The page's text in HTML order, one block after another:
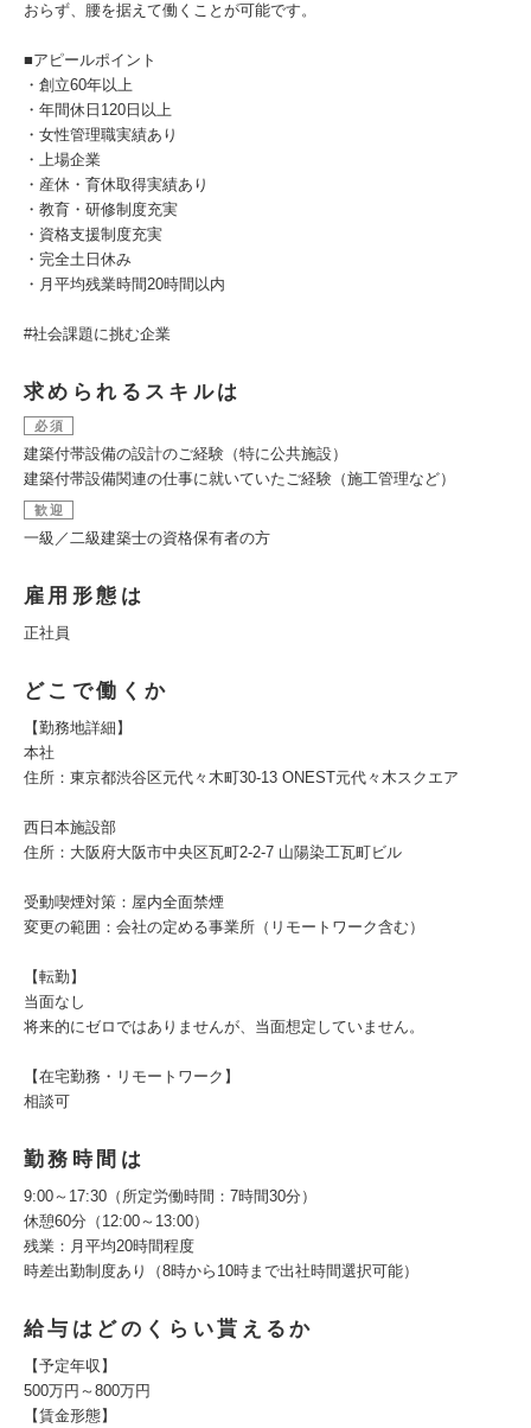
おらず、腰を据えて働くことが可能です。
■アピールポイント
・創立60年以上
・年間休日120日以上
・女性管理職実績あり
・上場企業
・産休・育休取得実績あり
・教育・研修制度充実
・資格支援制度充実
・完全土日休み
・月平均残業時間20時間以内
#社会課題に挑む企業
求められるスキルは
必須
建築付帯設備の設計のご経験（特に公共施設）
建築付帯設備関連の仕事に就いていたご経験（施工管理など）
歓迎
一級／二級建築士の資格保有者の方
雇用形態は
正社員
どこで働くか
【勤務地詳細】
本社
住所：東京都渋谷区元代々木町30-13 ONEST元代々木スクエア
西日本施設部
住所：大阪府大阪市中央区瓦町2-2-7 山陽染工瓦町ビル
受動喫煙対策：屋内全面禁煙
変更の範囲：会社の定める事業所（リモートワーク含む）
【転勤】
当面なし
将来的にゼロではありませんが、当面想定していません。
【在宅勤務・リモートワーク】
相談可
勤務時間は
9:00～17:30（所定労働時間：7時間30分）
休憩60分（12:00～13:00）
残業：月平均20時間程度
時差出勤制度あり（8時から10時まで出社時間選択可能）
給与はどのくらい貰えるか
【予定年収】
500万円～800万円
【賃金形態】